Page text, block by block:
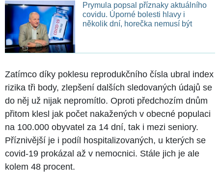
Prymula popsal příznaky aktuálního
covidu. Úporné bolesti hlavy i
několik dní, horečka nemusí být
Zatímco díky poklesu reprodukčního čísla ubral index
rizika tři body, zlepšení dalších sledovaných údajů se
do něj už nijak nepromítlo. Oproti předchozím dnům
přitom klesl jak počet nakažených v obecné populaci
na 100.000 obyvatel za 14 dní, tak i mezi seniory.
Příznivější je i podíl hospitalizovaných, u kterých se
covid-19 prokázal až v nemocnici. Stále jich je ale
kolem 48 procent.